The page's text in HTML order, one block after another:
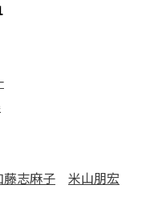
藤志麻子 米山朋宏